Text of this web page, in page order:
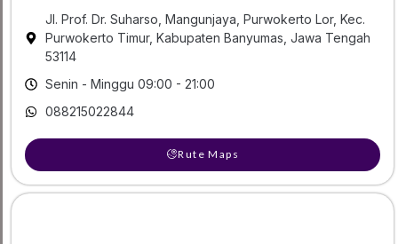
Jl. Prof. Dr. Suharso, Mangunjaya, Purwokerto Lor, Kec.
Purwokerto Timur, Kabupaten Banyumas, Jawa Tengah
53114
Senin - Minggu 09:00 - 21:00
088215022844
Rute Maps